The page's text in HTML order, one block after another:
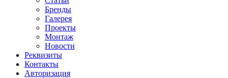
Бренды
Галерея
Проекты
Монтаж
Новости
Реквизиты
Контакты
Авторизация